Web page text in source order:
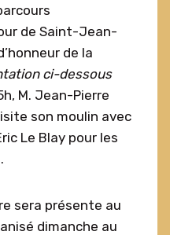
de Saint-Jean-
de la
ci-dessous
M. Jean-Pierre
son moulin avec
Le Blay pour les
sera présente au
dimanche au